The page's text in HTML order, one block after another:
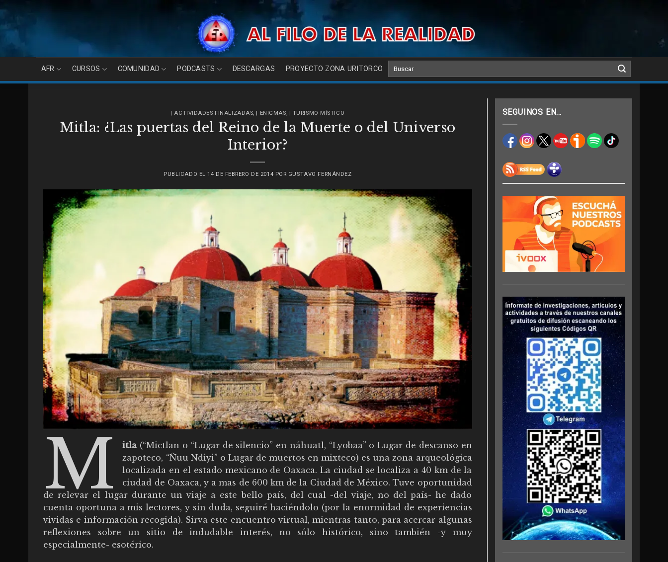
content
AFR CURSOS COMUNIDAD PODCASTS DESCARGAS PROYECTO ZONA URITORCO
| ACTIVIDADES FINALIZADAS, | ENIGMAS, | TURISMO MÍSTICO
Mitla: ¿Las puertas del Reino de la Muerte o del Universo
Interior?
PUBLICADO EL 14 DE FEBRERO DE 2014 POR GUSTAVO FERNÁNDEZ
M itla (“Mictlan o “Lugar de silencio” en náhuatl, “Lyobaa” o Lugar de descanso en
zapoteco, “Ñuu Ndiyi” o Lugar de muertos en mixteco) es una zona arqueológica
localizada en el estado mexicano de Oaxaca. La ciudad se localiza a 40 km de la
ciudad de Oaxaca, y a mas de 600 km de la Ciudad de México. Tuve oportunidad
de relevar el lugar durante un viaje a este bello país, del cual -del viaje, no del país- he dado
cuenta oportuna a mis lectores, y sin duda, seguiré haciéndolo (por la enormidad de experiencias
vividas e información recogida). Sirva este encuentro virtual, mientras tanto, para acercar algunas
reflexiones sobre un sitio de indudable interés, no sólo histórico, sino también -y muy
especialmente- esotérico.
SEGUINOS EN…